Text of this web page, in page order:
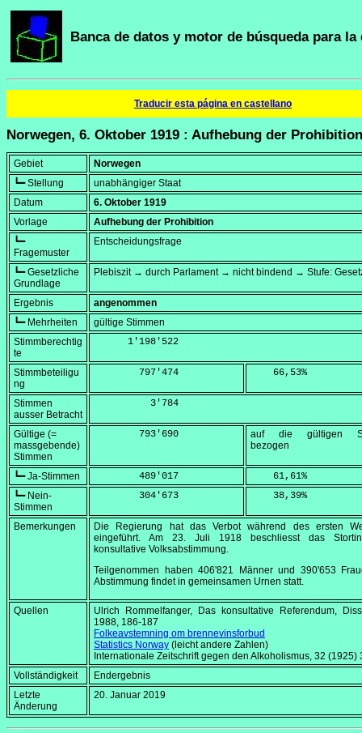
Banca de datos y motor de búsqueda para
Traducir esta página en castellano
Norwegen, 6. Oktober 1919 : Aufhebung der Prohibition
Gebiet
Norwegen
┗━ Stellung
unabhängiger Staat
Datum
6. Oktober 1919
Vorlage
Aufhebung der Prohibition
┗━
Fragemuster
Entscheidungsfrage
┗━ Gesetzliche
Grundlage
Plebiszit → durch Parlament → nicht bindend → Stufe:
Ergebnis
angenommen
┗━ Mehrheiten
gültige Stimmen
Stimmberechtig
te
      1'198'522
Stimmbeteiligu
ng
        797'474
    66,53
%
Stimmen
ausser Betracht
          3'784
Gültige (=
massgebende)
Stimmen
        793'690
auf die gültigen
bezogen
┗━ Ja-Stimmen
        489'017
    61,61
%
┗━ Nein-
Stimmen
        304'673
    38,39
%
Bemerkungen
Die Regierung hat das Verbot während des ersten
eingeführt. Am 23. Juli 1918 beschliesst das
konsultative Volksabstimmung.
Teilgenommen haben 406'821 Männer und 390'653
Abstimmung findet in gemeinsamen Urnen statt.
Quellen
Ulrich Rommelfanger, Das konsultative Referendum,
1988, 186-187
Folkeavstemning om brennevinsforbud
Statistics Norway (leicht andere Zahlen)
Internationale Zeitschrift gegen den Alkoholismus, 32 (1925)
Vollständigkeit
Endergebnis
Letzte
Änderung
20. Januar 2019